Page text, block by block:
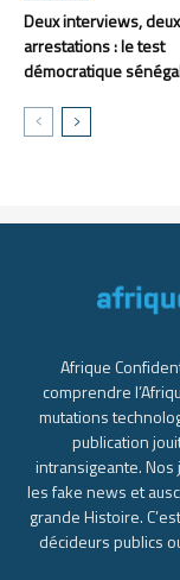
Deux interviews, deux
arrestations : le test
démocratique
Afrique
comprendre
mutations
publication
intransigeante.
les fake news et
grande Histoire.
décideurs publics